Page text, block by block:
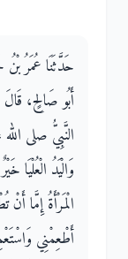
حَدَّثَنَا عُمَرُ
أَبُو صَالِحٍ،
النَّبِيُّ صلى
وَالْيَدُ الْعُلْيَا
الْمَرْأَةُ إِمَّا
أَطْعِمْنِي